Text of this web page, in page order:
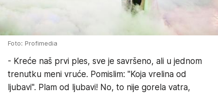
Foto: Profimedia
- Kreće naš prvi ples, sve je savršeno, ali u jednom
trenutku meni vruće. Pomislim: "Koja vrelina od
ljubavi". Plam od ljubavi! No, to nije gorela vatra,